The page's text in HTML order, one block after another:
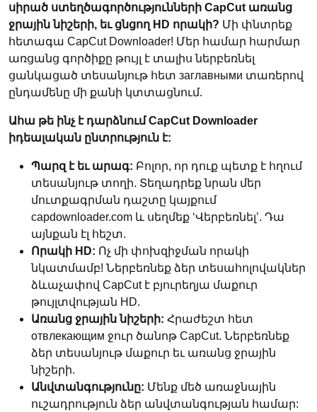
սիրած ստեղծագործությունների CapCut առանց
ջրային նիշերի, եւ ցնցող HD որակի? Մի փնտրեք
հետագա CapCut Downloader! Մեր համար հարմար
առցանց գործիքը թույլ է տալիս ներբեռնել
ցանկացած տեսանյութ հետ заглавными տառերով
ընդամենը մի քանի կտտացնում.
Ահա թե ինչ է դարձնում CapCut Downloader
իդեալական ընտրություն է:
Պարզ է եւ արագ: Բոլոր, որ դուք պետք է հղում
տեսանյութ տողի. Տեղադրեք նրան մեր
մուտքագրման դաշտը կայքում
capdownloader.com և սեղմեք ‘Վերբեռնել’. Դա
այնքան էլ հեշտ.
Որակի HD: Ոչ մի փոխզիջման որակի
նկատմամբ! Ներբեռնեք ձեր տեսահոլովակներ
ձևաչափով CapCut է բյուրեղյա մաքուր
թույլտվության HD.
Առանց ջրային նիշերի: Հրաժեշտ հետ
отвлекающим ջուր ծանոթ CapCut. Ներբեռնեք
ձեր տեսանյութ մաքուր եւ առանց ջրային
նիշերի.
Անվտանգությունը: Մենք մեծ առաջնային
ուշադրություն ձեր անվտանգության համար: